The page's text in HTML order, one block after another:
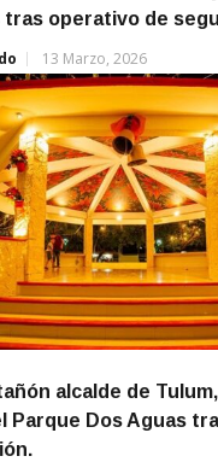
operativo de
13 Marzo, 2026
alcalde de
Parque Dos Aguas